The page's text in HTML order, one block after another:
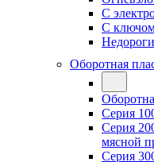
С
С
Оборотная
Серия
Серия
мясной
Серия